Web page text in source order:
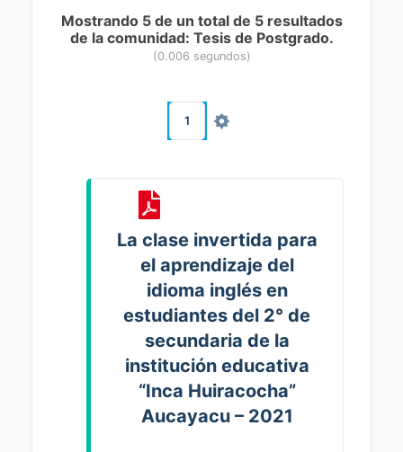
Mostrando 5 de un total de 5 resultados
de la comunidad: Tesis de Postgrado.
(0.006 segundos)
1
La clase invertida para
el aprendizaje del
idioma inglés en
estudiantes del 2° de
secundaria de la
institución educativa
“Inca Huiracocha”
Aucayacu – 2021